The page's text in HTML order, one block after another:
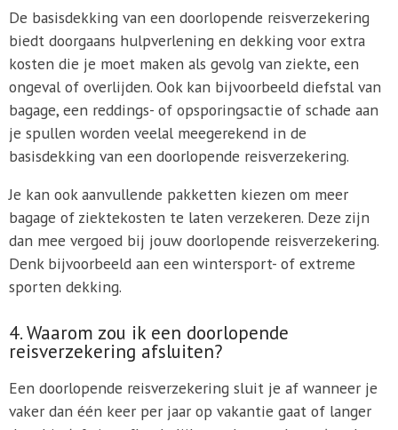
De basisdekking van een doorlopende reisverzekering
biedt doorgaans hulpverlening en dekking voor extra
kosten die je moet maken als gevolg van ziekte, een
ongeval of overlijden. Ook kan bijvoorbeeld diefstal van
bagage, een reddings- of opsporingsactie of schade aan
je spullen worden veelal meegerekend in de
basisdekking van een doorlopende reisverzekering.
Je kan ook aanvullende pakketten kiezen om meer
bagage of ziektekosten te laten verzekeren. Deze zijn
dan mee vergoed bij jouw doorlopende reisverzekering.
Denk bijvoorbeeld aan een wintersport- of extreme
sporten dekking.
4. Waarom zou ik een doorlopende
reisverzekering afsluiten?
Een doorlopende reisverzekering sluit je af wanneer je
vaker dan één keer per jaar op vakantie gaat of langer